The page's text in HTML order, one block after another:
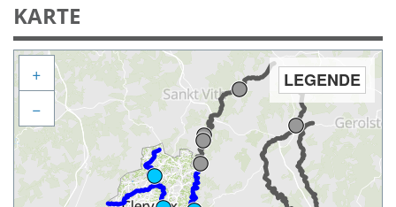
KARTE
LEGENDE
+
−